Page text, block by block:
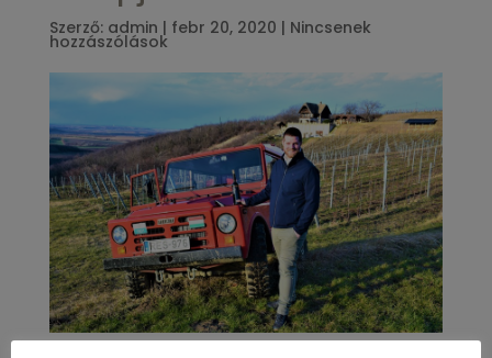
Szerző: admin | febr 20, 2020 | Nincsenek
hozzászólások